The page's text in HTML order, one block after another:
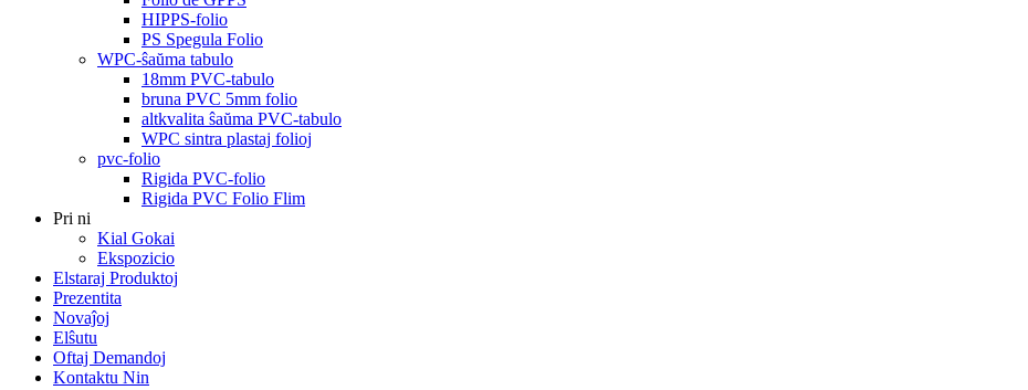
HIPPS-folio
PS Spegula Folio
WPC-ŝaŭma tabulo
18mm PVC-tabulo
bruna PVC 5mm folio
altkvalita ŝaŭma PVC-tabulo
WPC sintra plastaj folioj
pvc-folio
Rigida PVC-folio
Rigida PVC Folio Flim
Pri ni
Kial Gokai
Ekspozicio
Elstaraj Produktoj
Prezentita
Novaĵoj
Elŝutu
Oftaj Demandoj
Kontaktu Nin